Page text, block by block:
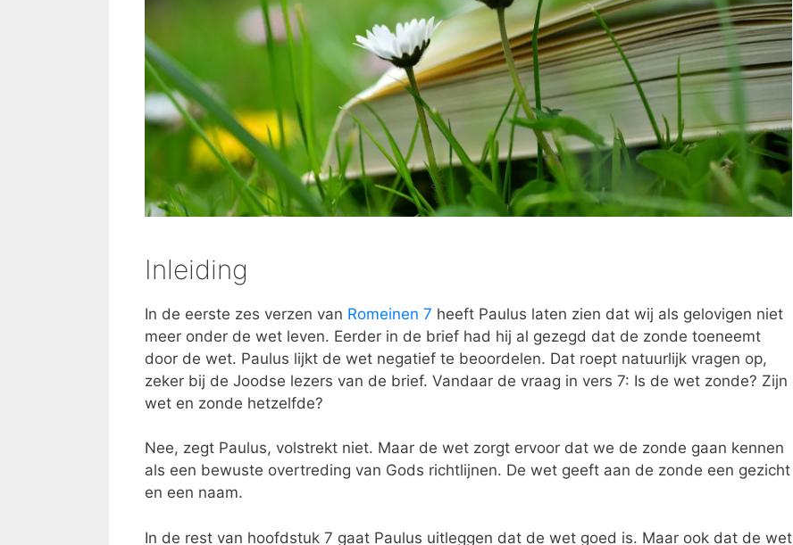
Inleiding
In de eerste zes verzen van Romeinen 7 heeft Paulus laten zien dat wij als gelovigen niet
meer onder de wet leven. Eerder in de brief had hij al gezegd dat de zonde toeneemt
door de wet. Paulus lijkt de wet negatief te beoordelen. Dat roept natuurlijk vragen op,
zeker bij de Joodse lezers van de brief. Vandaar de vraag in vers 7: Is de wet zonde? Zijn
wet en zonde hetzelfde?
Nee, zegt Paulus, volstrekt niet. Maar de wet zorgt ervoor dat we de zonde gaan kennen
als een bewuste overtreding van Gods richtlijnen. De wet geeft aan de zonde een gezicht
en een naam.
In de rest van hoofdstuk 7 gaat Paulus uitleggen dat de wet goed is. Maar ook dat de wet